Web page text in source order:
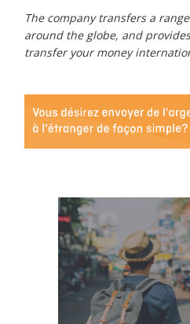
The company transfers a
around the globe, and
transfer your money